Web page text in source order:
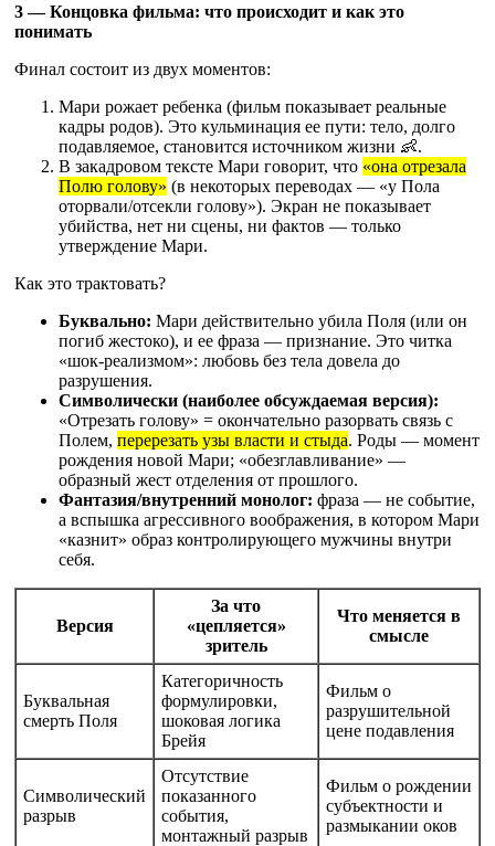
3 — Концовка фильма: что происходит и как это
понимать
Финал состоит из двух моментов:
Мари рожает ребенка (фильм показывает реальные
кадры родов). Это кульминация ее пути: тело, долго
подавляемое, становится источником жизни 👶.
В закадровом тексте Мари говорит, что «она отрезала
Полю голову» (в некоторых переводах — «у Пола
оторвали/отсекли голову»). Экран не показывает
убийства, нет ни сцены, ни фактов — только
утверждение Мари.
Как это трактовать?
Буквально: Мари действительно убила Поля (или он
погиб жестоко), и ее фраза — признание. Это читка
«шок-реализмом»: любовь без тела довела до
разрушения.
Символически (наиболее обсуждаемая версия):
«Отрезать голову» = окончательно разорвать связь с
Полем, перерезать узы власти и стыда. Роды — момент
рождения новой Мари; «обезглавливание» —
образный жест отделения от прошлого.
Фантазия/внутренний монолог: фраза — не событие,
а вспышка агрессивного воображения, в котором Мари
«казнит» образ контролирующего мужчины внутри
себя.
Версия
За что
«цепляется»
зритель
Что меняется в
смысле
Буквальная
смерть Поля
Категоричность
формулировки,
шоковая логика
Брейя
Фильм о
разрушительной
цене подавления
Символический
разрыв
Отсутствие
показанного
события,
монтажный разрыв
Фильм о рождении
субъектности и
размыкании оков